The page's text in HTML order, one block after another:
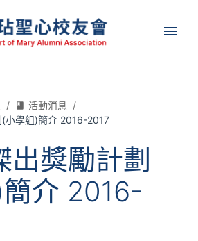
/ 活動消息
/
小學組)簡介 2016-2017
出獎勵計劃
介 2016-